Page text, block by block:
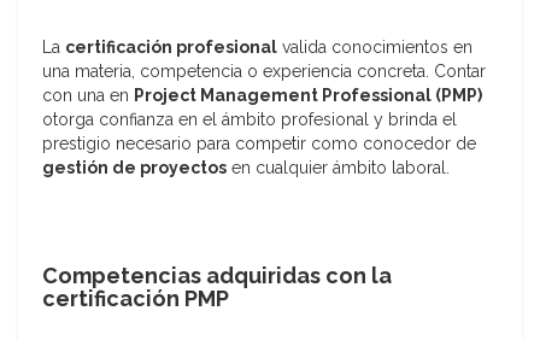
La certificación profesional valida conocimientos en
una materia, competencia o experiencia concreta. Contar
con una en Project Management Professional (PMP)
otorga confianza en el ámbito profesional y brinda el
prestigio necesario para competir como conocedor de
gestión de proyectos en cualquier ámbito laboral.
Competencias adquiridas con la
certificación PMP